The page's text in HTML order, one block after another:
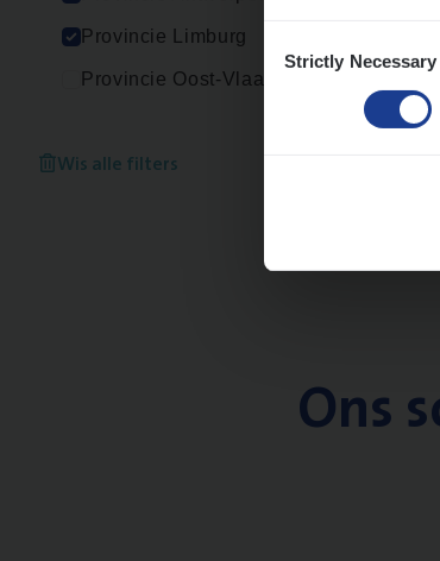
Selection
Strictly
Provincie Limburg
Provincie Oost-Vlaanderen
Wis alle filters
Ons